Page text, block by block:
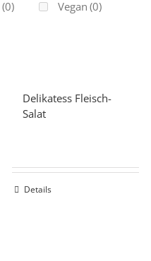
(0) Vegan (0)
Delikatess Fleisch-
Salat
Details